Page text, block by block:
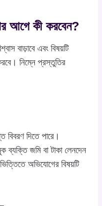
আগে কী করবেন?
বাড়াবে এবং বিষয়টি
নিম্নে প্রস্তুতির
বিবরণ দিতে পারে।
ব্যক্তি জমি বা টাকা লেনদেন
অভিযোগের বিষয়টি